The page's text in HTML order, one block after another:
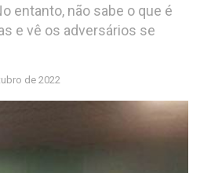
entanto, não sabe o que é
e vê os adversários se
de 2022